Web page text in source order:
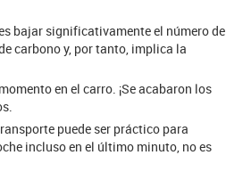
bajar significativamente el número de
carbono y, por tanto, implica la
en el carro. ¡Se acabaron los
puede ser práctico para
incluso en el último minuto, no es